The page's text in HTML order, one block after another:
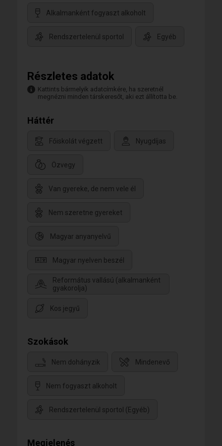
Alkalmanként fogyaszt alkoholt
Rendszertelenül sportol Egyéb
Részletes adatok
Kattints bármelyik adatcímkére, ha szeretnél
megnézni minden társkeresőt, aki ezt állította be.
Háttér
Főiskolát végzett Nyugdíjas
Özvegy
Van gyereke, de nem vele él
Nem szeretne gyereket
Magyar anyanyelvű
Magyar nyelven beszél
Református vallású (alkalmanként
gyakorolja)
Kos jegyű
Szokások
Nem dohányzik Mindenevő
Nem fogyaszt alkoholt
Rendszertelenül sportol (Egyéb)
Megjelenés